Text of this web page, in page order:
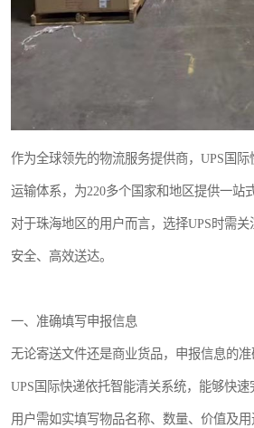
作为全球领先的物流服务提供商，UPS国
运输体系，为220多个国家和地区提供一站
对于珠海地区的用户而言，选择UPS时需
安全、高效送达。
一、准确填写申报信息
无论寄送文件还是商业货品，申报信息的准
UPS国际快递依托智能清关系统，能够快
用户需如实填写物品名称、数量、价值及用